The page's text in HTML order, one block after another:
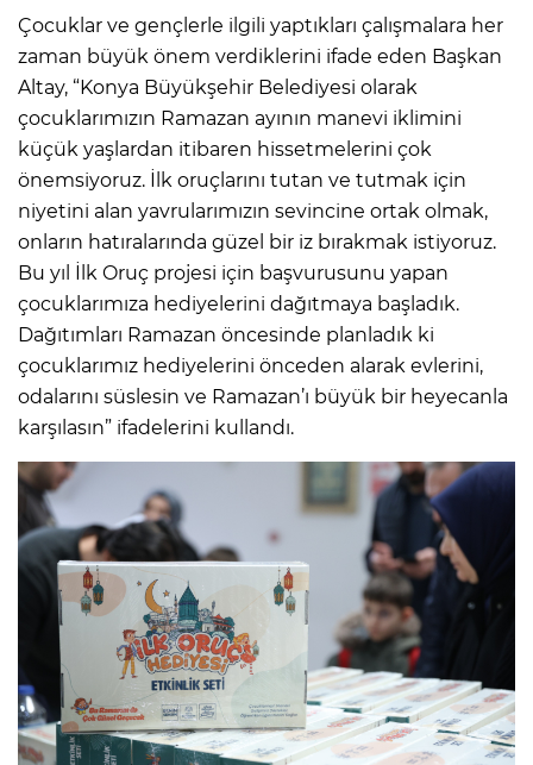
Çocuklar ve gençlerle ilgili yaptıkları çalışmalara her
zaman büyük önem verdiklerini ifade eden Başkan
Altay, “Konya Büyükşehir Belediyesi olarak
çocuklarımızın Ramazan ayının manevi iklimini
küçük yaşlardan itibaren hissetmelerini çok
önemsiyoruz. İlk oruçlarını tutan ve tutmak için
niyetini alan yavrularımızın sevincine ortak olmak,
onların hatıralarında güzel bir iz bırakmak istiyoruz.
Bu yıl İlk Oruç projesi için başvurusunu yapan
çocuklarımıza hediyelerini dağıtmaya başladık.
Dağıtımları Ramazan öncesinde planladık ki
çocuklarımız hediyelerini önceden alarak evlerini,
odalarını süslesin ve Ramazan’ı büyük bir heyecanla
karşılasın” ifadelerini kullandı.